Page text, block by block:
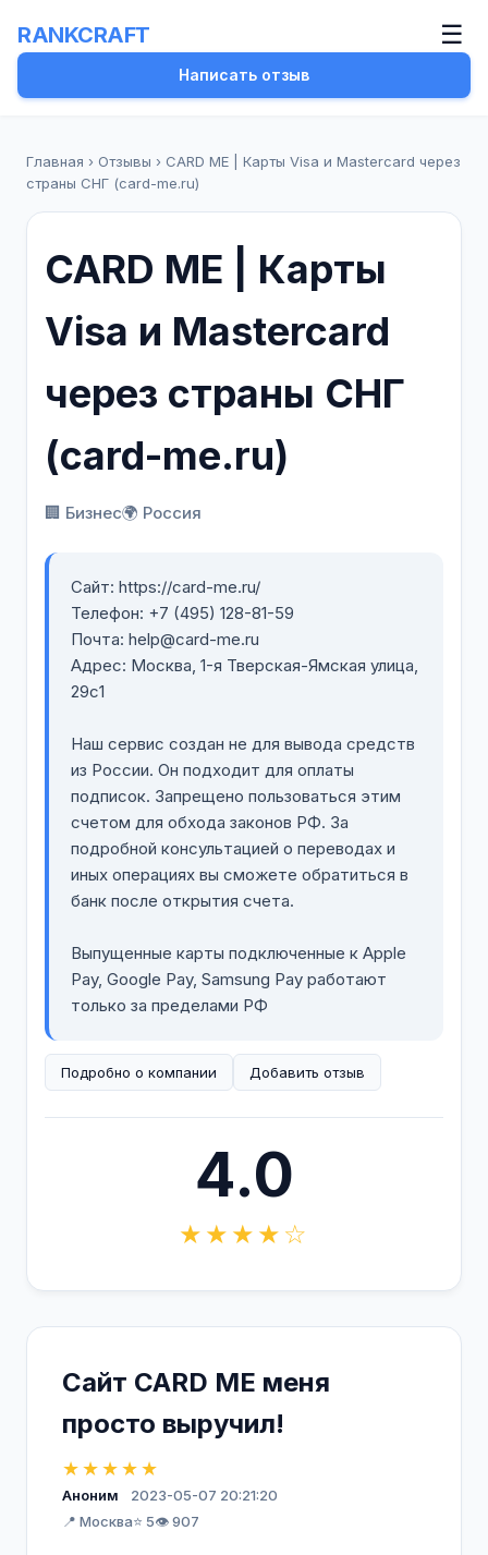
RANKCRAFT ☰
Написать отзыв
Главная › Отзывы › CARD ME | Карты Visa и Mastercard через
страны СНГ (card-me.ru)
CARD ME | Карты
Visa и Mastercard
через страны СНГ
(card-me.ru)
🏢 Бизнес🌍 Россия
Сайт: https://card-me.ru/
Телефон: +7 (495) 128-81-59
Почта: help@card-me.ru
Адрес: Москва, 1-я Тверская-Ямская улица,
29с1
Наш сервис создан не для вывода средств
из России. Он подходит для оплаты
подписок. Запрещено пользоваться этим
счетом для обхода законов РФ. За
подробной консультацией о переводах и
иных операциях вы сможете обратиться в
банк после открытия счета.
Выпущенные карты подключенные к Apple
Pay, Google Pay, Samsung Pay работают
только за пределами РФ
Подробно о компании Добавить отзыв
4.0
★★★★☆
Сайт CARD ME меня
просто выручил!
★★★★★
Аноним
2023-05-07 20:21:20
📍 Москва⭐ 5👁️ 907